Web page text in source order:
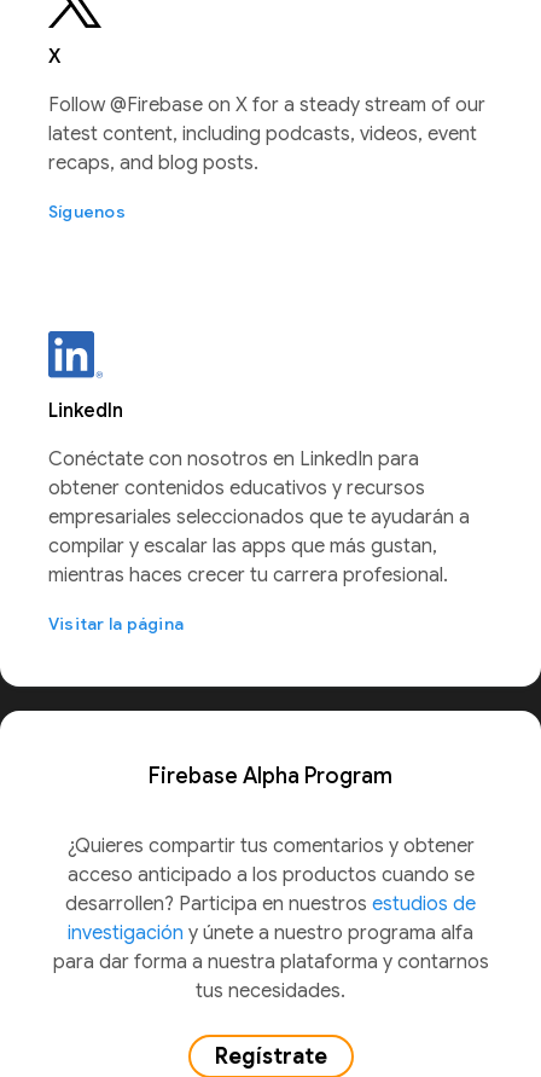
X
Follow @Firebase on X for a steady stream of our
latest content, including podcasts, videos, event
recaps, and blog posts.
Síguenos
LinkedIn
Conéctate con nosotros en LinkedIn para
obtener contenidos educativos y recursos
empresariales seleccionados que te ayudarán a
compilar y escalar las apps que más gustan,
mientras haces crecer tu carrera profesional.
Visitar la página
Firebase Alpha Program
¿Quieres compartir tus comentarios y obtener
acceso anticipado a los productos cuando se
desarrollen? Participa en nuestros estudios de
investigación y únete a nuestro programa alfa
para dar forma a nuestra plataforma y contarnos
tus necesidades.
Regístrate